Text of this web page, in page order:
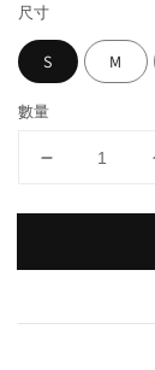
尺寸
S M
數量